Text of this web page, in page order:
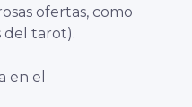
ofertas, como
del tarot).
en el